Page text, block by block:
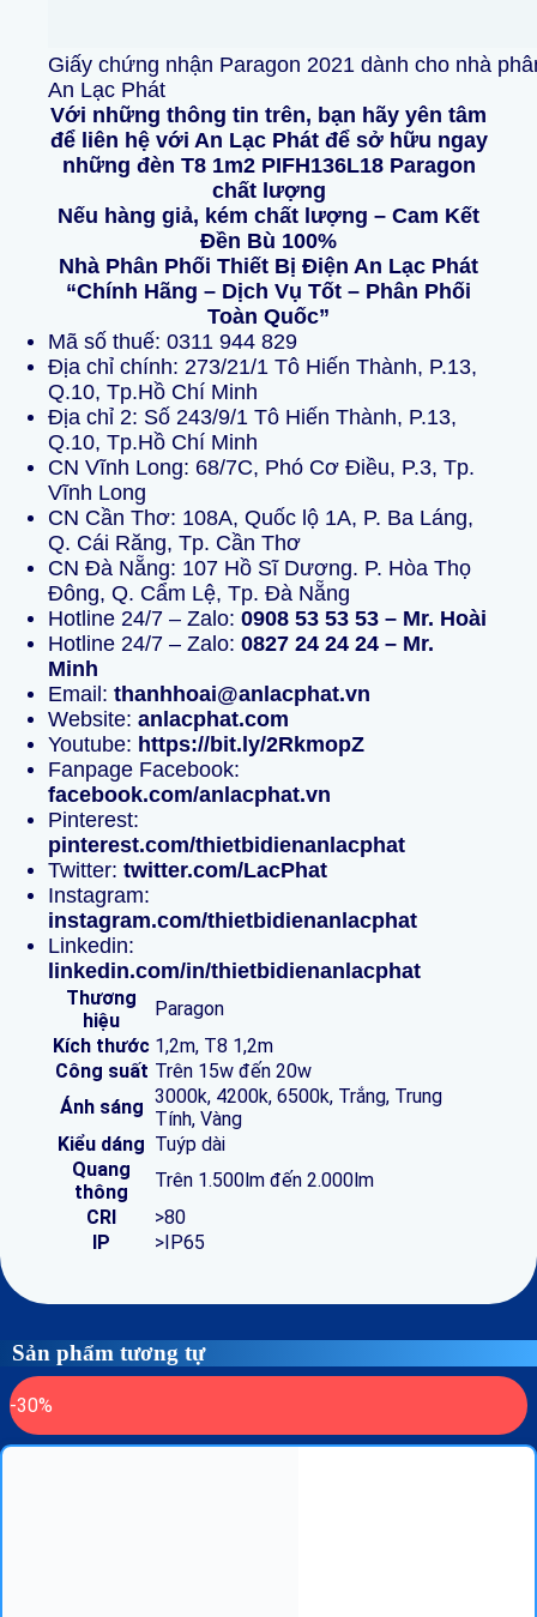
Giấy chứng nhận Paragon 2021 dành cho nhà
An Lạc Phát
Với những thông tin trên, bạn hãy yên tâm
để liên hệ với An Lạc Phát để sở hữu ngay
những đèn T8 1m2 PIFH136L18 Paragon
chất lượng
Nếu hàng giả, kém chất lượng – Cam Kết
Đền Bù 100%
Nhà Phân Phối Thiết Bị Điện An Lạc Phát
“Chính Hãng – Dịch Vụ Tốt – Phân Phối
Toàn Quốc”
Mã số thuế: 0311 944 829
Địa chỉ chính: 273/21/1 Tô Hiến Thành, P.13,
Q.10, Tp.Hồ Chí Minh
Địa chỉ 2: Số 243/9/1 Tô Hiến Thành, P.13,
Q.10, Tp.Hồ Chí Minh
CN Vĩnh Long: 68/7C, Phó Cơ Điều, P.3, Tp.
Vĩnh Long
CN Cần Thơ: 108A, Quốc lộ 1A, P. Ba Láng,
Q. Cái Răng, Tp. Cần Thơ
CN Đà Nẵng: 107 Hồ Sĩ Dương. P. Hòa Thọ
Đông, Q. Cẩm Lệ, Tp. Đà Nẵng
Hotline 24/7 – Zalo: 0908 53 53 53 – Mr. Hoài
Hotline 24/7 – Zalo: 0827 24 24 24 – Mr.
Minh
Email: thanhhoai@anlacphat.vn
Website: anlacphat.com
Youtube: https://bit.ly/2RkmopZ
Fanpage Facebook:
facebook.com/anlacphat.vn
Pinterest:
pinterest.com/thietbidienanlacphat
Twitter: twitter.com/LacPhat
Instagram:
instagram.com/thietbidienanlacphat
Linkedin:
linkedin.com/in/thietbidienanlacphat
Thương
hiệu
Paragon
Kích thước 1,2m, T8 1,2m
Công suất Trên 15w đến 20w
Ánh sáng 3000k, 4200k, 6500k, Trắng, Trung
Tính, Vàng
Kiểu dáng Tuýp dài
Quang
thông
Trên 1.500lm đến 2.000lm
CRI
>80
IP
>IP65
Sản phẩm tương tự
-30%